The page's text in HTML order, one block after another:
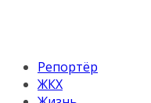
Репортёр
ЖКХ